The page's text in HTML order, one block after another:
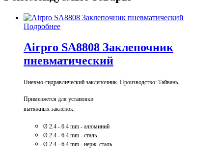
Подробнее
Airpro SA8808 Заклепочник
пневматический
Пневмо-гидравлический заклепочник. Производство: Тайвань.
Применяется для установки
вытяжных заклёпок:
Ø 2.4 - 6.4 mm - алюминий
Ø 2.4 - 6.4 mm - сталь
Ø 2.4 - 6.4 mm - нерж. сталь